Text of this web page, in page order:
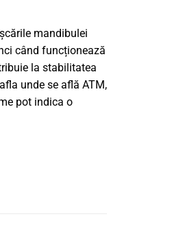
mandibulei
când funcționează
la stabilitatea
unde se află ATM,
pot indica o